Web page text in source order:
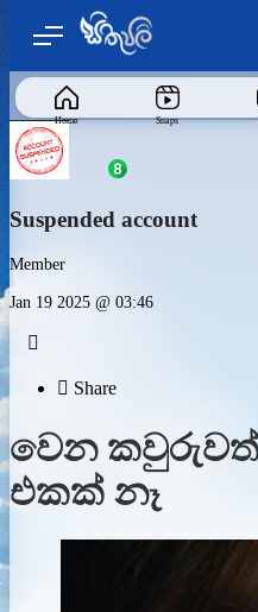
Home Snaps
Suspended account
Member
Jan 19 2025 @ 03:46

 Share
වෙන
එකක් නෑ